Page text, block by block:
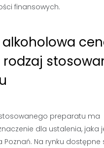
finansowych.
alkoholowa
rodzaj
preparatu ma
dla ustalenia, jaka
Na rynku dostępne